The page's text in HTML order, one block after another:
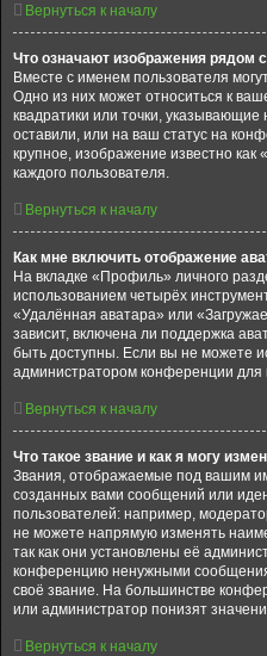
Вернуться к началу
Что означают изображения рядом
Вместе с именем пользователя
Одно из них может относиться к
квадратики или точки,
оставили, или на ваш статус на
крупное, изображение известно
каждого пользователя.
Вернуться к началу
Как мне включить отображение
На вкладке «Профиль» личного
использованием четырёх
«Удалённая аватара» или
зависит, включена ли поддержка
быть доступны. Если вы не можете
администратором конференции для
Вернуться к началу
Что такое звание и как я могу
Звания, отображаемые под вашим
созданных вами сообщений или
пользователей: например,
не можете напрямую изменять
так как они установлены её
конференцию ненужными
своё звание. На большинстве
или администратор понизят
Вернуться к началу